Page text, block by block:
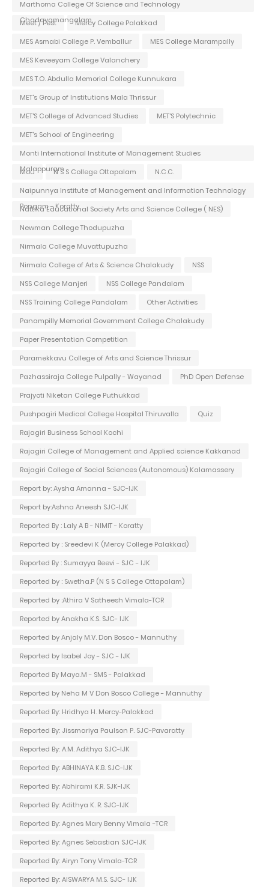
Marthoma College Of Science and Technology
Chadayamangalam
Meet / Fest
Mercy College Palakkad
MES Asmabi College P. Vemballur
MES College Marampally
MES Keveeyam College Valanchery
MES T.O. Abdulla Memorial College Kunnukara
MET's Group of Institutions Mala Thrissur
MET'S College of Advanced Studies
MET'S Polytechnic
MET's School of Engineering
Monti International Institute of Management Studies
Malappuram
Mou N S S College Ottapalam
N.C.C.
Naipunnya Institute of Management and Information Technology
Pongam - Koratty
Nattika Educational Society Arts and Science College ( NES)
Newman College Thodupuzha
Nirmala College Muvattupuzha
Nirmala College of Arts & Science Chalakudy
NSS
NSS College Manjeri
NSS College Pandalam
NSS Training College Pandalam
Other Activities
Panampilly Memorial Government College Chalakudy
Paper Presentation Competition
Paramekkavu College of Arts and Science Thrissur
Pazhassiraja College Pulpally - Wayanad
PhD Open Defense
Prajyoti Niketan College Puthukkad
Pushpagiri Medical College Hospital Thiruvalla
Quiz
Rajagiri Business School Kochi
Rajagiri College of Management and Applied science Kakkanad
Rajagiri College of Social Sciences (Autonomous) Kalamassery
Report by: Aysha Amanna - SJC-IJK
Report by:Ashna Aneesh SJC-IJK
Reported By : Laly A B - NIMIT - Koratty
Reported by : Sreedevi K (Mercy College Palakkad)
Reported By : Sumayya Beevi - SJC - IJK
Reported by : Swetha.P (N S S College Ottapalam)
Reported by :Athira V Satheesh Vimala-TCR
Reported by Anakha K.S. SJC- IJK
Reported by Anjaly M.V. Don Bosco - Mannuthy
Reported by Isabel Joy - SJC - IJK
Reported By Maya.M - SMS - Palakkad
Reported by Neha M V Don Bosco College - Mannuthy
Reported By: Hridhya H. Mercy-Palakkad
Reported By: Jissmariya Paulson P. SJC-Pavaratty
Reported By: A.M. Adithya SJC-IJK
Reported By: ABHINAYA K.B. SJC-IJK
Reported By: Abhirami K.R. SJK-IJK
Reported By: Adithya K. R. SJC-IJK
Reported By: Agnes Mary Benny Vimala -TCR
Reported By: Agnes Sebastian SJC-IJK
Reported By: Airyn Tony Vimala-TCR
Reported By: AISWARYA M.S. SJC- IJK